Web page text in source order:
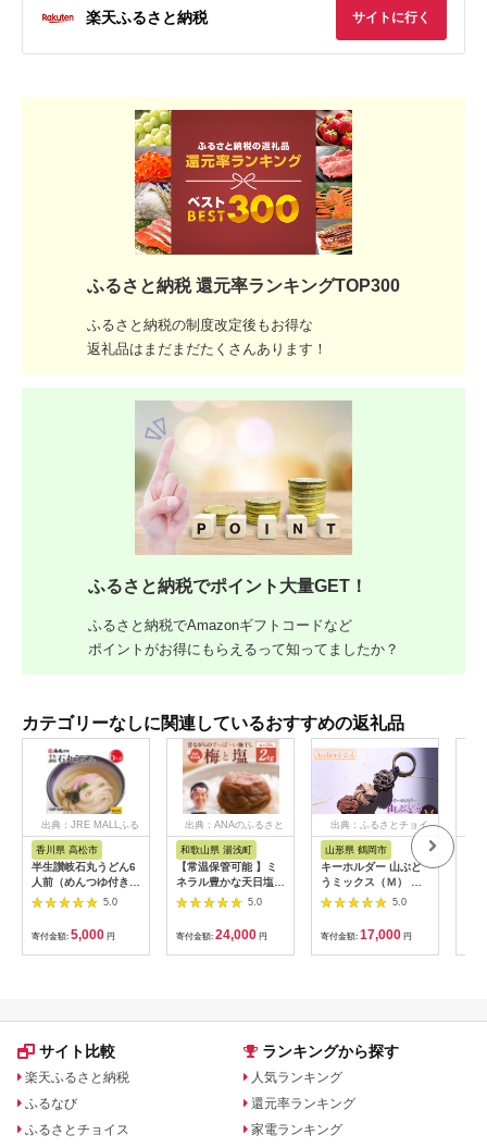
楽天ふるさと納税 サイトに行く
ふるさと納税 還元率ランキングTOP300
ふるさと納税の制度改定後もお得な
返礼品はまだまだたくさんあります！
ふるさと納税でポイント大量GET！
ふるさと納税でAmazonギフトコードなど
ポイントがお得にもらえるって知ってましたか？
カテゴリーなしに関連しているおすすめの返礼品
出典：JRE MALLふる
さと納税
香川県 高松市
半生讃岐石丸うどん6
人前（めんつゆ付き）
麺300g×2袋
5.0
寄付金額: 5,000 円
出典：ANAのふるさと
和歌山県 湯浅町
【常温保管可能 】ミ
ネラル豊かな天日塩だ
けで漬けた無添加梅干
し2kg 梅ボーイズ｜
B201_EP6024
5.0
寄付金額: 24,000 円
出典：ふるさとチョイ
山形県 鶴岡市
キーホルダー 山ぶど
うミックス（Ｍ） 山
形県鶴岡市 アトリエ
かおる | 山葡萄 雑貨
キーホルダー ギフト
贈り物 お取り寄せ 返
礼品
5.0
寄付金額: 17,000 円
サイト比較
楽天ふるさと納税
ふるなび
ふるさとチョイス
ランキングから探す
人気ランキング
還元率ランキング
家電ランキング